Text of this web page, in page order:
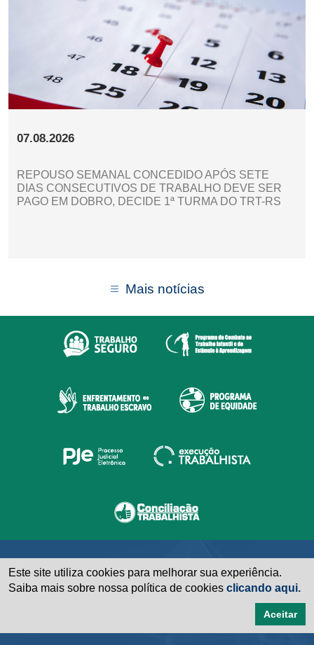
07.08.2026
REPOUSO SEMANAL CONCEDIDO APÓS SETE
DIAS CONSECUTIVOS DE TRABALHO DEVE SER
PAGO EM DOBRO, DECIDE 1ª TURMA DO TRT-RS
Mais notícias
Este site utiliza cookies para melhorar sua experiência.
Saiba mais sobre nossa política de cookies clicando aqui.
Aceitar